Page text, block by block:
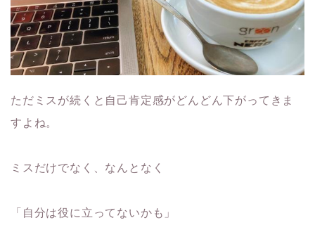
ただミスが続くと自己肯定感がどんどん下がってきま
すよね。
ミスだけでなく、なんとなく
「自分は役に立ってないかも」